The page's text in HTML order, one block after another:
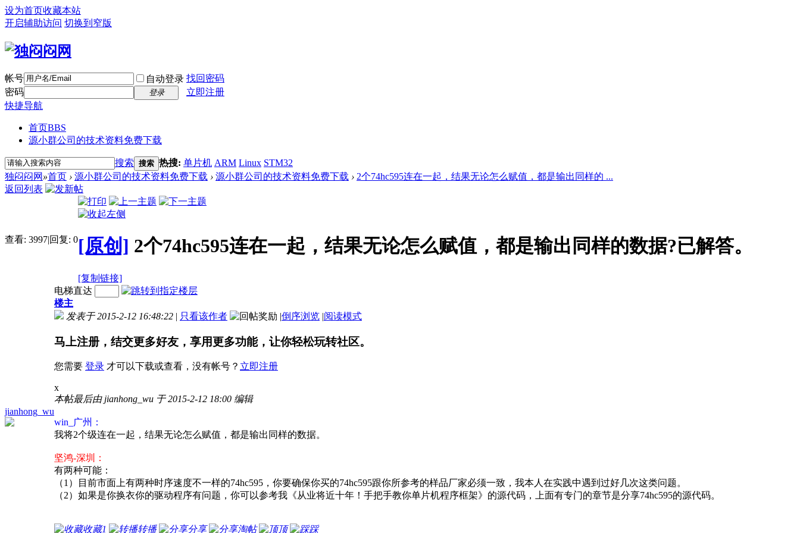
设为首页收藏本站
开启辅助访问 切换到窄版
帐号 自动登录 找回密码
密码
登录
立即注册
快捷导航
首页BBS
源小群公司的技术资料免费下载
搜索 搜索 热搜: 单片机 ARM Linux STM32
独闷闷网 »首页 › 源小群公司的技术资料免费下载 › 源小群公司的技术资料免费下载 › 2个74hc595连在一起，结果无论怎么赋值，都是输出同样的 ...
返回列表
查看: 3997|回复: 0[原创] 2个74hc595连在一起，结果无论怎么赋值，都是输出同样的数据?已解答。
[复制链接]
jianhong_wu
电梯直达
楼主
发表于 2015-2-12 16:48:22 | 只看该作者 |倒序浏览 |阅读模式
马上注册，结交更多好友，享用更多功能，让你轻松玩转社区。
您需要 登录 才可以下载或查看，没有帐号？ 立即注册
x
本帖最后由 jianhong_wu 于 2015-2-12 18:00 编辑
win_广州：
我将2个级连在一起，结果无论怎么赋值，都是输出同样的数据。
坚鸿-深圳：
有两种可能：
（1）目前市面上有两种时序速度不一样的74hc595，你要确保你买的74hc595跟你所参考的样品厂家必须一致，我本人在实践中遇到过好几次这类问题。
（2）如果是你换衣你的驱动程序有问题，你可以参考我《从业将近十年！手把手教你单片机程序框架》的源代码，上面有专门的章节是分享74hc595的源代码。
收藏1 转播 分享 淘帖 顶 踩